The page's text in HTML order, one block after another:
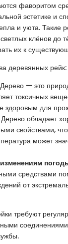
фаворитом
эстетике и
и уюта. Такие
клёнов до
их к
деревянных рейк:
— это
токсичных
здоровым для
Дерево обладает
свойствами,
может
средствами
от
требуют